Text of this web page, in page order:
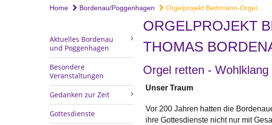
Home Bordenau/Poggenhagen Orgelprojekt Bethmann-Orgel...
Aktuelles Bordenau
und Poggenhagen
Besondere
Veranstaltungen
Gedanken zur Zeit
Gottesdienste
ORGELPROJEKT
THOMAS
Orgel retten - Wohlklang
Unser Traum
Vor 200 Jahren hatten die
ihre Gottesdienste nicht nur mit